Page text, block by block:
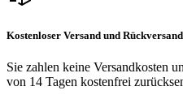
Kostenloser Versand und Rückversand
Sie zahlen keine Versandkosten
von 14 Tagen kostenfrei